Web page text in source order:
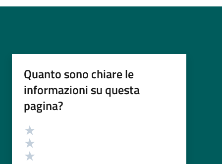
Quanto sono chiare le
informazioni su questa
pagina?
Valutazione